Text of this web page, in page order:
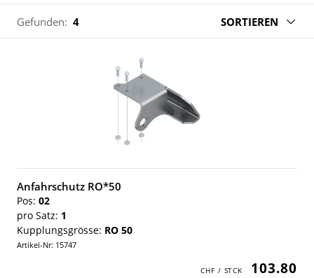
Gefunden: 4 SORTIEREN
Anfahrschutz RO*50
Pos: 02
pro Satz: 1
Kupplungsgrösse: RO 50
Artikel-Nr: 15747
103.80